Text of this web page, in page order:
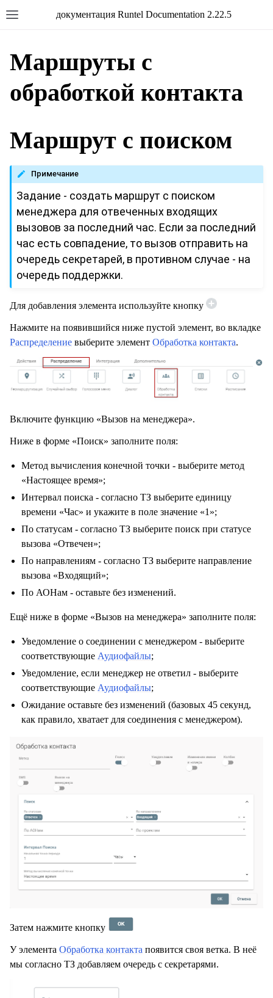
документация Runtel Documentation 2.22.5
Маршруты с
обработкой контакта
Маршрут с поиском
Примечание
Задание - создать маршрут с поиском
менеджера для отвеченных входящих
вызовов за последний час. Если за последний
час есть совпадение, то вызов отправить на
очередь секретарей, в противном случае - на
очередь поддержки.
Для добавления элемента используйте кнопку
Нажмите на появившийся ниже пустой элемент, во вкладке
Распределение выберите элемент Обработка контакта.
Включите функцию «Вызов на менеджера».
Ниже в форме «Поиск» заполните поля:
Метод вычисления конечной точки - выберите метод
«Настоящее время»;
Интервал поиска - согласно ТЗ выберите единицу
времени «Час» и укажите в поле значение «1»;
По статусам - согласно ТЗ выберите поиск при статусе
вызова «Отвечен»;
По направлениям - согласно ТЗ выберите направление
вызова «Входящий»;
По АОНам - оставьте без изменений.
Ещё ниже в форме «Вызов на менеджера» заполните поля:
Уведомление о соединении с менеджером - выберите
соответствующие Аудиофайлы;
Уведомление, если менеджер не ответил - выберите
соответствующие Аудиофайлы;
Ожидание оставьте без изменений (базовых 45 секунд,
как правило, хватает для соединения с менеджером).
Затем нажмите кнопку
У элемента Обработка контакта появится своя ветка. В неё
мы согласно ТЗ добавляем очередь с секретарями.